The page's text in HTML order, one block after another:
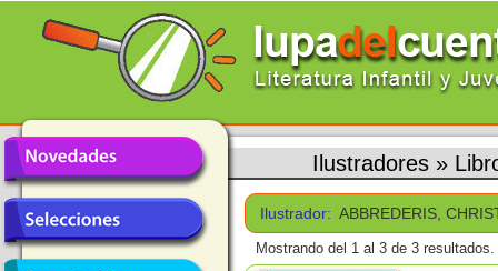
Ilustradores »
Ilustrador: ABBREDERIS,
Mostrando del 1 al 3 de 3 resultados.